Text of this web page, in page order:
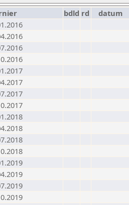
bdld rd
datum